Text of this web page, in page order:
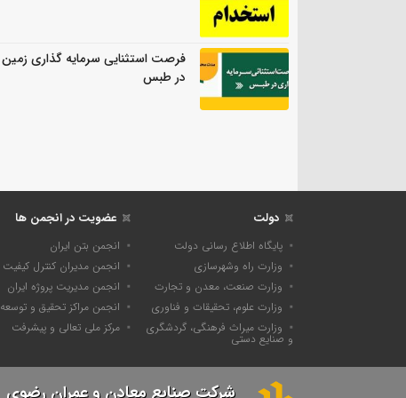
فرصت استثنایی سرمایه گذاری زمین
در طبس
دولت
پایگاه اطلاع رسانی دولت
وزارت راه وشهرسازی
وزارت صنعت، معدن و تجارت
وزارت علوم، تحقیقات و فناوری
وزارت میراث فرهنگی، گردشگری
و صنایع دستی
عضویت در انجمن ها
انجمن بتن ایران
انجمن مدیران کنترل کیفیت
انجمن مدیریت پروژه ایران
انجمن مراکز تحقیق و توسعه
مرکز ملی تعالی و پیشرفت
شرکت صنایع معادن و عمران رضوی